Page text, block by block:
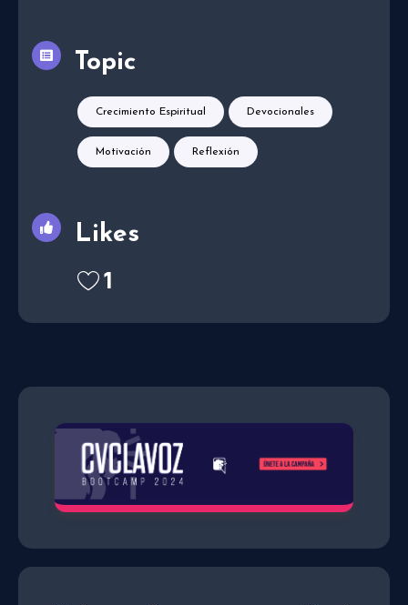
Topic
Crecimiento Espiritual Devocionales
Motivación Reflexión
Likes
1